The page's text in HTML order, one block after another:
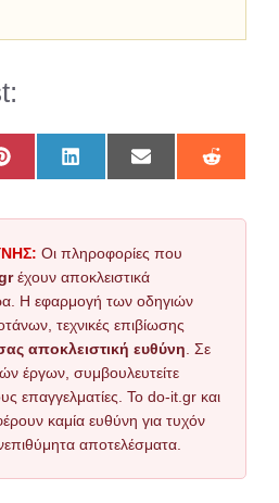
Share
on
Share
on
Share
on
Share
on
Οι πληροφορίες που
έχουν αποκλειστικά
Η εφαρμογή των οδηγιών
τεχνικές επιβίωσης
αποκλειστική ευθύνη . Σε
έργων, συμβουλευτείτε
επαγγελματίες. Το do-it.gr και
καμία ευθύνη για τυχόν
αποτελέσματα.